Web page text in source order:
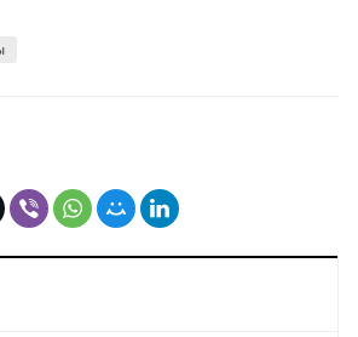
страховые продукты интереснее
Алматинские школьники переходят на